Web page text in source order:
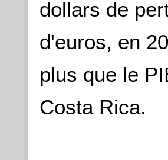
dollars de
d'euros, en
plus que le
Costa Rica.